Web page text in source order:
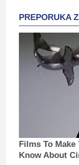
PREPORUKA
Films To
Know About